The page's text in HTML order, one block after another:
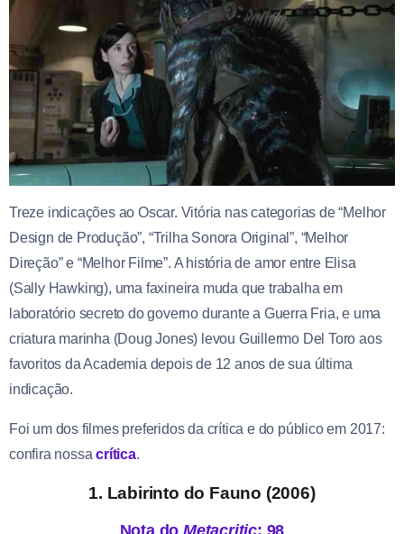
Treze indicações ao Oscar. Vitória nas categorias de “Melhor
Design de Produção”, “Trilha Sonora Original”, “Melhor
Direção” e “Melhor Filme”. A história de amor entre Elisa
(Sally Hawking), uma faxineira muda que trabalha em
laboratório secreto do governo durante a Guerra Fria, e uma
criatura marinha (Doug Jones) levou Guillermo Del Toro aos
favoritos da Academia depois de 12 anos de sua última
indicação.
Foi um dos filmes preferidos da crítica e do público em 2017:
confira nossacrítica.
1. Labirinto do Fauno (2006)
Nota doMetacritic: 98